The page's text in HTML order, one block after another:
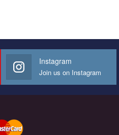
Instagram
Join us on Instagram